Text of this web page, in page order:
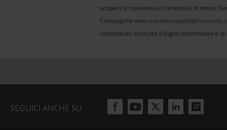
scoperti e riservato ai correntisti di Intesa
Compagnia
contrattuali consulta il foglio informativo e
SEGUICI ANCHE SU